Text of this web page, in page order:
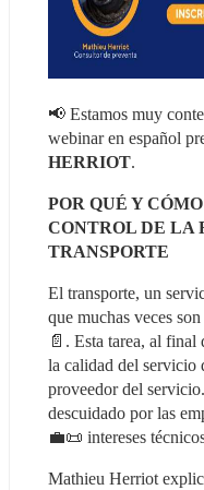
📢 Estamos muy
webinar en español
HERRIOT.
POR QUÉ Y
CONTROL DE LA
TRANSPORTE
El transporte, un
que muchas veces
📄. Esta tarea, al final
la calidad del servicio
proveedor del
descuidado por las
💼📜 intereses
Mathieu Herriot